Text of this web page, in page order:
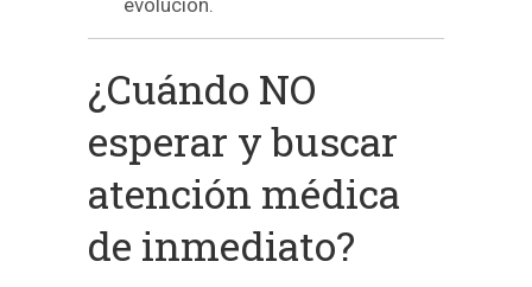
¿Cuándo NO
esperar y buscar
atención médica
de inmediato?